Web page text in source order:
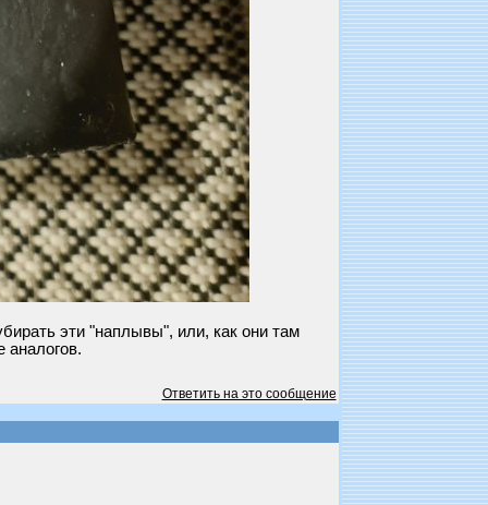
эти "наплывы", или, как они там
Ответить на это сообщение